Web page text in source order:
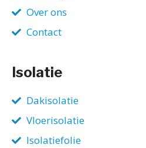
Over ons
Contact
Isolatie
Dakisolatie
Vloerisolatie
Isolatiefolie